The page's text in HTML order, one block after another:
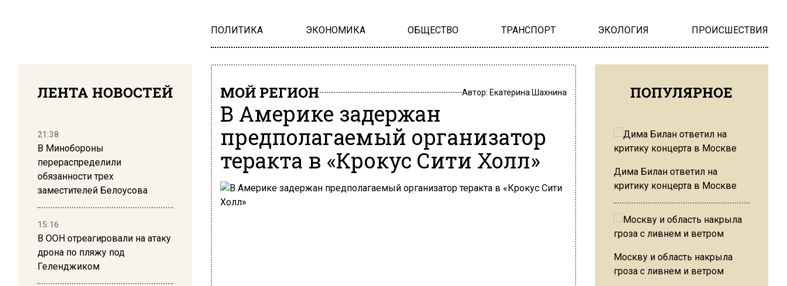
ПОЛИТИКА ЭКОНОМИКА ОБЩЕСТВО ТРАНСПОРТ ЭКОЛОГИЯ ПРОИСШЕСТВИЯ
ЛЕНТА НОВОСТЕЙ
21:38
В Минобороны
перераспределили
обязанности трех
заместителей Белоусова
15:16
В ООН отреагировали на атаку
дрона по пляжу под
Геленджиком
МОЙ РЕГИОН Автор: Екатерина Шахнина
В Америке задержан
предполагаемый организатор
теракта в «Крокус Сити Холл»
ПОПУЛЯРНОЕ
Дима Билан ответил на
критику концерта в Москве
Москву и область накрыла
гроза с ливнем и ветром